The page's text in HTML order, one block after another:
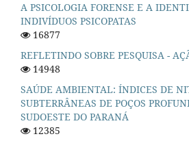
A PSICOLOGIA FORENSE E A
INDIVÍDUOS PSICOPATAS
16877
REFLETINDO SOBRE PESQUISA -
14948
SAÚDE AMBIENTAL: ÍNDICES DE
SUBTERRÂNEAS DE POÇOS
SUDOESTE DO PARANÁ
12385